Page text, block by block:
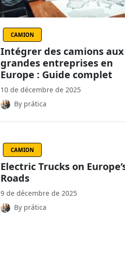
CAMION
Intégrer des camions aux
grandes entreprises en
Europe : Guide complet
10 de décembre de 2025
By prática
CAMION
Electric Trucks on
Roads
9 de décembre de 2025
By prática